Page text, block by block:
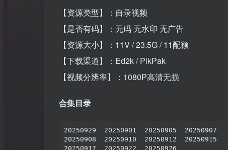
【资源类型】：自录视频
【是否有码】：无码 无水印 无广告
【资源大小】：11V / 23.5G / 11配额
【下载渠道】：Ed2k / PikPak
【视频分辨率】：1080P高清无损
合集目录
20250929  20250901  20250905  20250907
20250908  20250910  20250912  20250915
20250917  20250922  20250926